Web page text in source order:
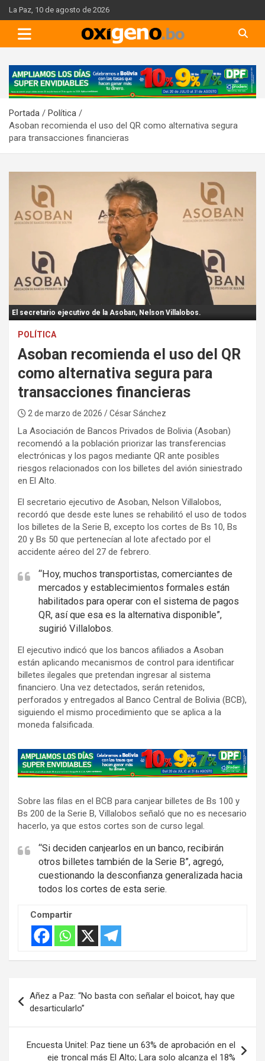
Skip
to
content
La Paz, 10 de agosto de 2026
A
d
e
r
t
m
e
Portada
Política
Asoban recomienda el uso del QR como alternativa segura
para transacciones financieras
El secretario ejecutivo de la Asoban, Nelson Villalobos.
POLÍTICA
Asoban recomienda el uso del QR
como alternativa segura para
transacciones financieras
2 de marzo de 2026 / César Sánchez
La Asociación de Bancos Privados de Bolivia (Asoban)
recomendó a la población priorizar las transferencias
electrónicas y los pagos mediante QR ante posibles
riesgos relacionados con los billetes del avión siniestrado
en El Alto.
El secretario ejecutivo de Asoban, Nelson Villalobos,
recordó que desde este lunes se rehabilitó el uso de todos
los billetes de la Serie B, excepto los cortes de Bs 10, Bs
20 y Bs 50 que pertenecían al lote afectado por el
accidente aéreo del 27 de febrero.
“Hoy, muchos transportistas, comerciantes de
mercados y establecimientos formales están
habilitados para operar con el sistema de pagos
QR, así que esa es la alternativa disponible”,
sugirió Villalobos.
El ejecutivo indicó que los bancos afiliados a Asoban
están aplicando mecanismos de control para identificar
billetes ilegales que pretendan ingresar al sistema
financiero. Una vez detectados, serán retenidos,
perforados y entregados al Banco Central de Bolivia (BCB),
siguiendo el mismo procedimiento que se aplica a la
moneda falsificada.
A
d
e
r
t
i
e
n
:
Sobre las filas en el BCB para canjear billetes de Bs 100 y
Bs 200 de la Serie B, Villalobos señaló que no es necesario
hacerlo, ya que estos cortes son de curso legal.
“Si deciden canjearlos en un banco, recibirán
otros billetes también de la Serie B”, agregó,
cuestionando la desconfianza generalizada hacia
todos los cortes de esta serie.
Compartir
de
entradas
Añez a Paz: “No basta con señalar el boicot, hay que
desarticularlo”
Encuesta Unitel: Paz tiene un 63% de aprobación en el
eje troncal más El Alto; Lara solo alcanza el 18%